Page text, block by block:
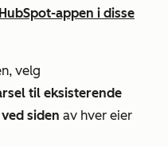
appen i disse
velg
til eksisterende
siden av hver eier